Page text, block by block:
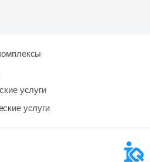
услуги
услуги